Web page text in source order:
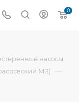
0
насосы
МЗ) —